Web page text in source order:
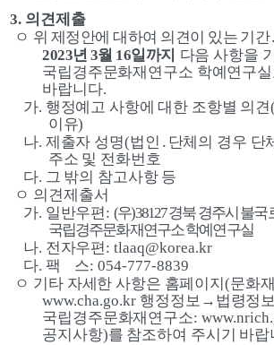
3. 의견제출
ㅇ 위 제정안에 대하여 의견이 있는 기간․
2023년 3월 16일까지 다음 사항을
국립경주문화재연구소 학예연구
바랍니다.
가. 행정예고 사항에 대한 조항별 의견(
이유)
나. 제출자 성명(법인 ․ 단체의 경우 단
주소 및 전화번호
다. 그 밖의 참고사항 등
ㅇ 의견제출서
가. 일반우편: (우)38127 경북 경주시 불국
국립경주문화재연구소 학예연구실
나. 전자우편: tlaaq@korea.kr
다. 팩    스: 054-777-8839
ㅇ 기타 자세한 사항은 홈페이지(문화
www.cha.go.kr 행정정보 → 법령정보
국립경주문화재연구소:
공지사항)를 참조하여 주시기 바랍